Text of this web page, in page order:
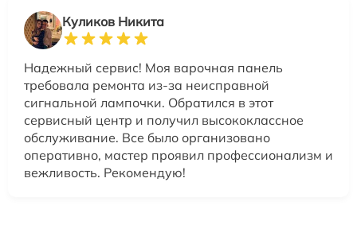
Куликов Никита
Надежный сервис! Моя варочная панель
требовала ремонта из-за неисправной
сигнальной лампочки. Обратился в этот
сервисный центр и получил высококлассное
обслуживание. Все было организовано
оперативно, мастер проявил профессионализм и
вежливость. Рекомендую!